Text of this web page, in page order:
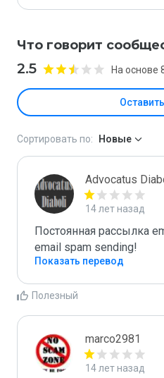
Что говорит
2.5 На основе
Сортировать по: Новые
Advocatus
14 лет назад
Постоянная рассылка
email spam sending!
Показать перевод
Полезный
marco2981
14 лет назад